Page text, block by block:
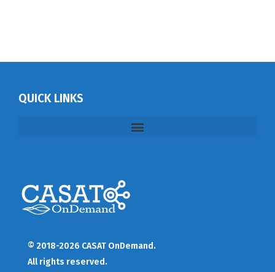
QUICK LINKS
© 2018-2026 CASAT OnDemand.
All rights reserved.